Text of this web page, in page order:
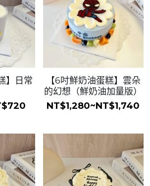
】日常
【6吋鮮奶油蛋糕】雲朵
的幻想（鮮奶油加量版）
NT$1,280~NT$1,740